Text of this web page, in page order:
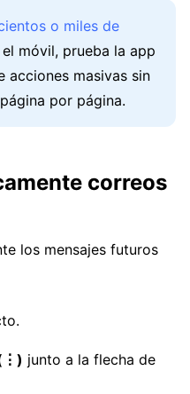
o miles de
móvil, prueba la app
acciones masivas sin
por página.
correos
los mensajes futuros
junto a la flecha de